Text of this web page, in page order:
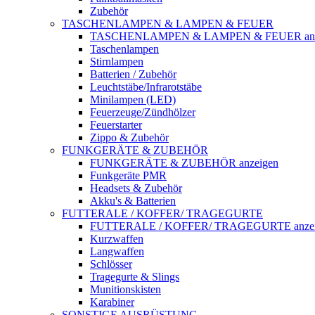
Zubehör
TASCHENLAMPEN & LAMPEN & FEUER
TASCHENLAMPEN & LAMPEN & FEUER
Taschenlampen
Stirnlampen
Batterien / Zubehör
Leuchtstäbe/Infrarotstäbe
Minilampen (LED)
Feuerzeuge/Zündhölzer
Feuerstarter
Zippo & Zubehör
FUNKGERÄTE & ZUBEHÖR
FUNKGERÄTE & ZUBEHÖR anzeigen
Funkgeräte PMR
Headsets & Zubehör
Akku's & Batterien
FUTTERALE / KOFFER/ TRAGEGURTE
FUTTERALE / KOFFER/ TRAGEGURTE
Kurzwaffen
Langwaffen
Schlösser
Tragegurte & Slings
Munitionskisten
Karabiner